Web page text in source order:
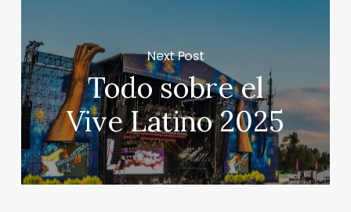
Next Post
Todo sobre el
Vive Latino 2025